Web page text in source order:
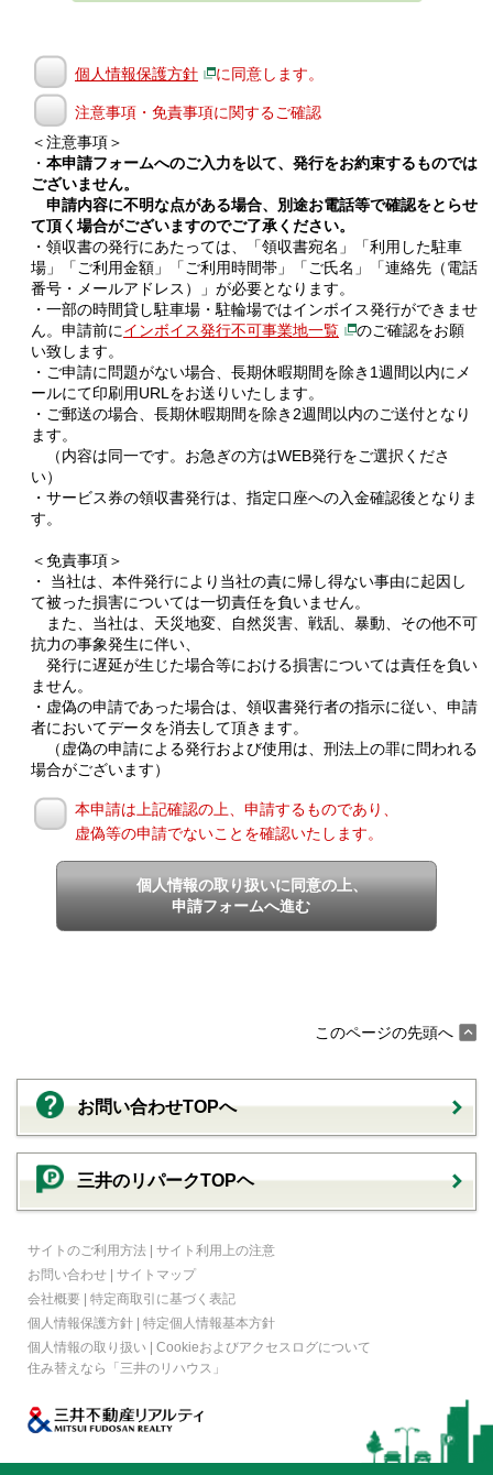
個人情報保護方針 に同意します。
注意事項・免責事項に関するご確認
＜注意事項＞
・ 本申請フォームへのご入力を以て、発行をお約束するものでは
ございません。
申請内容に不明な点がある場合、別途お電話等で確認をとらせ
て頂く場合がございますのでご了承ください。
・領収書の発行にあたっては、「領収書宛名」「利用した駐車
場」「ご利用金額」「ご利用時間帯」「ご氏名」「連絡先（電話
番号・メールアドレス）」が必要となります。
・一部の時間貸し駐車場・駐輪場ではインボイス発行ができませ
ん。申請前にインボイス発行不可事業地一覧
のご確認をお願
い致します。
・ご申請に問題がない場合、長期休暇期間を除き1週間以内にメ
ールにて印刷用URLをお送りいたします。
・ご郵送の場合、長期休暇期間を除き2週間以内のご送付となり
ます。
（内容は同一です。お急ぎの方はWEB発行をご選択くださ
い）
・サービス券の領収書発行は、指定口座への入金確認後となりま
す。
＜免責事項＞
・ 当社は、本件発行により当社の責に帰し得ない事由に起因し
て被った損害については一切責任を負いません。
また、当社は、天災地変、自然災害、戦乱、暴動、その他不可
抗力の事象発生に伴い、
発行に遅延が生じた場合等における損害については責任を負い
ません。
・虚偽の申請であった場合は、領収書発行者の指示に従い、申請
者においてデータを消去して頂きます。
（虚偽の申請による発行および使用は、刑法上の罪に問われる
場合がございます）
本申請は上記確認の上、申請するものであり、
虚偽等の申請でないことを確認いたします。
個人情報の取り扱いに同意の上、
申請フォームへ進む
このページの先頭へ
お問い合わせTOPへ
三井のリパークTOPヘ
サイトのご利用方法 | サイト利用上の注意
お問い合わせ | サイトマップ
会社概要 | 特定商取引に基づく表記
個人情報保護方針 | 特定個人情報基本方針
個人情報の取り扱い | Cookieおよびアクセスログについて
住み替えなら
「三井のリハウス」